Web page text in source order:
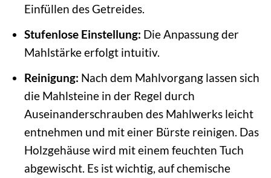
Einfüllen des Getreides.
Stufenlose Einstellung: Die Anpassung der
Mahlstärke erfolgt intuitiv.
Reinigung: Nach dem Mahlvorgang lassen sich
die Mahlsteine in der Regel durch
Auseinanderschrauben des Mahlwerks leicht
entnehmen und mit einer Bürste reinigen. Das
Holzgehäuse wird mit einem feuchten Tuch
abgewischt. Es ist wichtig, auf chemische